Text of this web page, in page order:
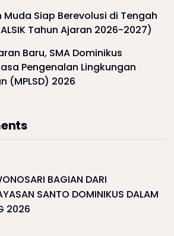
Siap Berevolusi di Tengah
Tahun Ajaran 2026-2027)
Baru, SMA Dominikus
Pengenalan Lingkungan
(MPLSD) 2026
BAGIAN DARI
SANTO DOMINIKUS DALAM
2026